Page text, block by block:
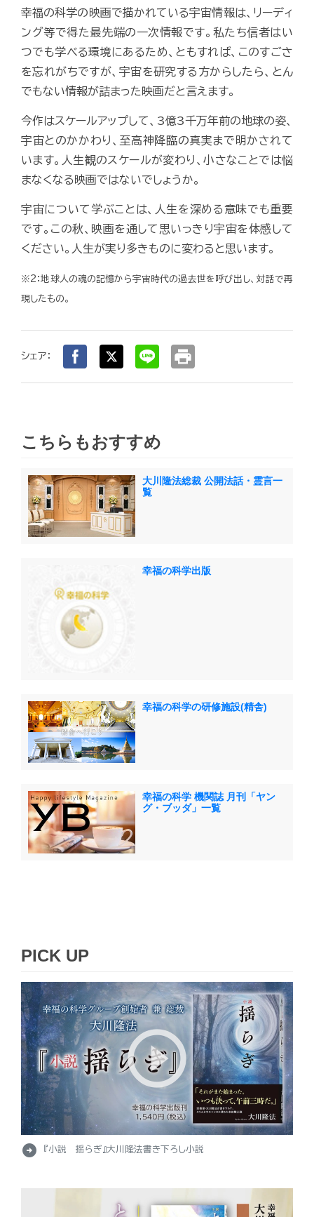
幸福の科学の映画で描かれている宇宙情報は、リーディ
ング等で得た最先端の一次情報です。私たち信者はい
つでも学べる環境にあるため、ともすれば、このすごさ
を忘れがちですが、宇宙を研究する方からしたら、とん
でもない情報が詰まった映画だと言えます。
今作はスケールアップして、3億3千万年前の地球の姿、
宇宙とのかかわり、至高神降臨の真実まで明かされて
います。人生観のスケールが変わり、小さなことでは悩
まなくなる映画ではないでしょうか。
宇宙について学ぶことは、人生を深める意味でも重要
です。この秋、映画を通して思いっきり宇宙を体感して
ください。人生が実り多きものに変わると思います。
※2：地球人の魂の記憶から宇宙時代の過去世を呼び出し、対話で再
現したもの。
シェア： print
こちらもおすすめ
大川隆法総裁 公開法話・霊言一
覧
幸福の科学出版
幸福の科学の研修施設(精舎)
幸福の科学 機関誌 月刊「ヤン
グ・ブッダ」一覧
PICK UP
arrow_circle_right 『小説 揺らぎ』大川隆法書き下ろし小説